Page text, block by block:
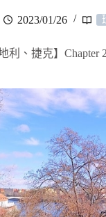
2023/01/26
地利、捷克】Chapter